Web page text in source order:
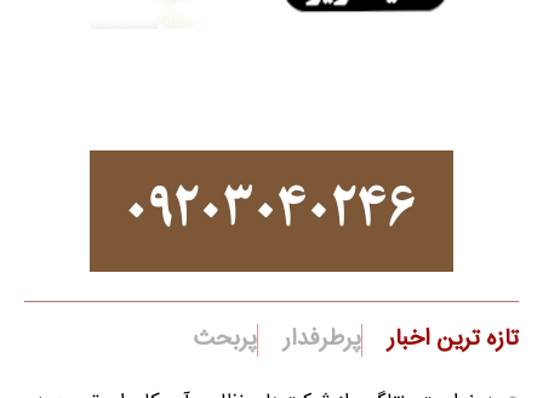
تازه ترین اخبار پرطرفدار پربحث